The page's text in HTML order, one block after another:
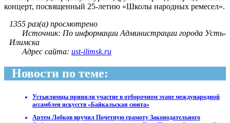
концерт, посвященный 25-летию «Школы народных ремесел».
1355 раз(а) просмотрено
Источник: По информации Администрации города Усть-
Илимска
Адрес сайта: ust-ilimsk.ru
Новости по теме:
Устьилимцы приняли участие в отборочном этапе международной
ассамблеи искусств «Байкальская сюита»
Артем Лобков вручил Почетную грамоту Законодательного